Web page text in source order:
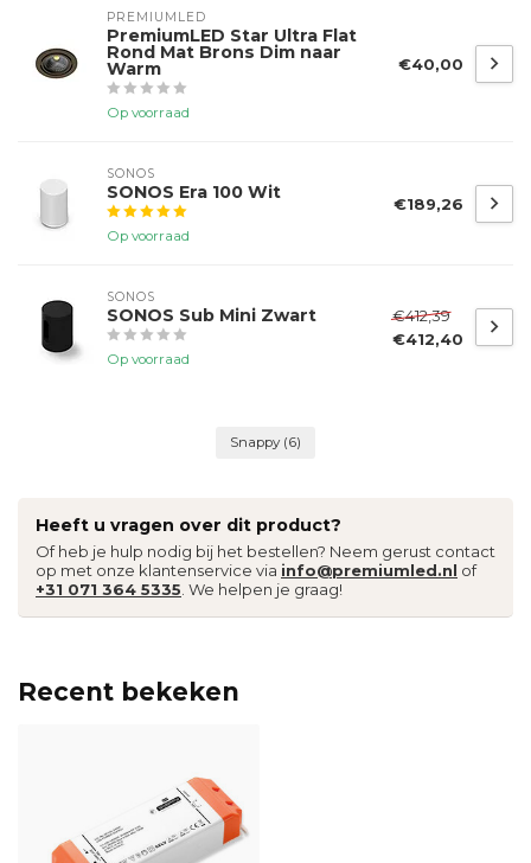
PREMIUMLED
PremiumLED Star Ultra Flat
Rond Mat Brons Dim naar
Warm
Op voorraad
€40,00
SONOS
SONOS Era 100 Wit
Op voorraad
€189,26
SONOS
SONOS Sub Mini Zwart
Op voorraad
€412,39
€412,40
Snappy (6)
Heeft u vragen over dit product?
Of heb je hulp nodig bij het bestellen? Neem gerust contact
op met onze klantenservice via info@premiumled.nl of
+31 071 364 5335 . We helpen je graag!
Recent bekeken